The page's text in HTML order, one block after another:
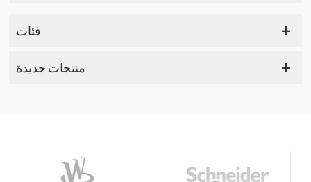
فئات
منتجات جديدة